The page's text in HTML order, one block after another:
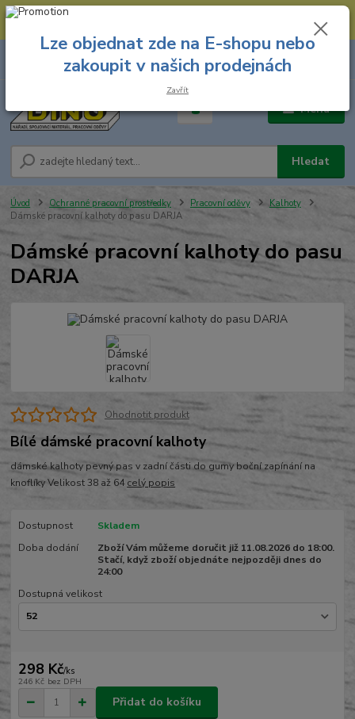
--- Spojovací materiál: 774 431 045 --- Prodejna nářadí: 731 449 423 --
Menu
Hledat
8.00 hod. - 16.00 hod.
za
Úvod Ochranné pracovní prostředky Pracovní oděvy
Kalhoty
Dámské pracovní kalhoty do pasu DARJA
Dámské pracovní kalhoty do pasu
DARJA
Ohodnotit produkt
Bílé dámské pracovní kalhoty
dámské kalhoty pevný pas v zadní části do gumy boční zapínání na
knoflíky Velikost 38 až 64 celý popis
Dostupnost
Skladem
Doba dodání
Zboží Vám můžeme doručit již 11.08.2026 do 18:00.
Stačí, když zboží objednáte nejpozději dnes do
24:00
Dostupná velikost
298 Kč/ks
246 Kč bez DPH
Přidat do košíku
Lze objednat zde na E-shopu nebo
zakoupit v našich prodejnách
Zavřít